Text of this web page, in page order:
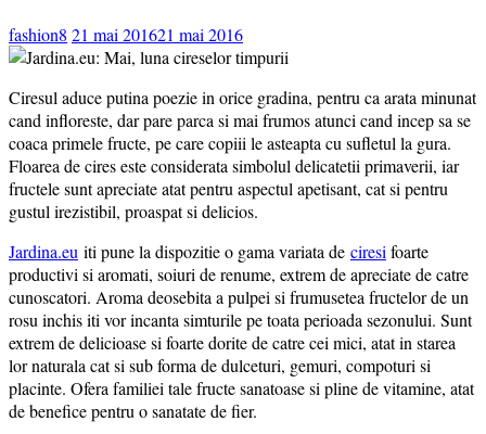
fashion8 21 mai 201621 mai 2016
Ciresul aduce putina poezie in orice gradina, pentru ca arata minunat
cand infloreste, dar pare parca si mai frumos atunci cand incep sa se
coaca primele fructe, pe care copiii le asteapta cu sufletul la gura.
Floarea de cires este considerata simbolul delicatetii primaverii, iar
fructele sunt apreciate atat pentru aspectul apetisant, cat si pentru
gustul irezistibil, proaspat si delicios.
Jardina.eu iti pune la dispozitie o gama variata de ciresifoarte
productivi si aromati, soiuri de renume, extrem de apreciate de catre
cunoscatori. Aroma deosebita a pulpei si frumusetea fructelor de un
rosu inchis iti vor incanta simturile pe toata perioada sezonului. Sunt
extrem de delicioase si foarte dorite de catre cei mici, atat in starea
lor naturala cat si sub forma de dulceturi, gemuri, compoturi si
placinte. Ofera familiei tale fructe sanatoase si pline de vitamine, atat
de benefice pentru o sanatate de fier.